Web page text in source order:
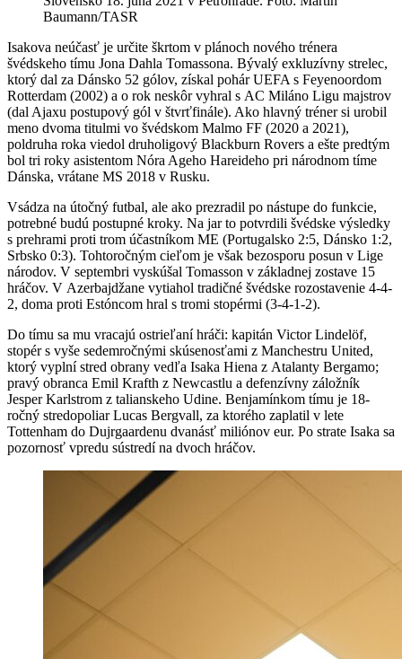
Baumann/TASR
Isakova neúčasť je určite škrtom v plánoch nového trénera
švédskeho tímu Jona Dahla Tomassona. Bývalý exkluzívny strelec,
ktorý dal za Dánsko 52 gólov, získal pohár UEFA s Feyenoordom
Rotterdam (2002) a o rok neskôr vyhral s AC Miláno Ligu majstrov
(dal Ajaxu postupový gól v štvrťfinále). Ako hlavný tréner si urobil
meno dvoma titulmi vo švédskom Malmo FF (2020 a 2021),
poldruha roka viedol druholigový Blackburn Rovers a ešte predtým
bol tri roky asistentom Nóra Ageho Hareideho pri národnom tíme
Dánska, vrátane MS 2018 v Rusku.
Vsádza na útočný futbal, ale ako prezradil po nástupe do funkcie,
potrebné budú postupné kroky. Na jar to potvrdili švédske výsledky
s prehrami proti trom účastníkom ME (Portugalsko 2:5, Dánsko 1:2,
Srbsko 0:3). Tohtoročným cieľom je však bezosporu posun v Lige
národov. V septembri vyskúšal Tomasson v základnej zostave 15
hráčov. V Azerbajdžane vytiahol tradičné švédske rozostavenie 4-4-
2, doma proti Estóncom hral s tromi stopérmi (3-4-1-2).
Do tímu sa mu vracajú ostrieľaní hráči: kapitán Victor Lindelöf,
stopér s vyše sedemročnými skúsenosťami z Manchestru United,
ktorý vyplní stred obrany vedľa Isaka Hiena z Atalanty Bergamo;
pravý obranca Emil Krafth z Newcastlu a defenzívny záložník
Jesper Karlstrom z talianskeho Udine. Benjamínkom tímu je 18-
ročný stredopoliar Lucas Bergvall, za ktorého zaplatil v lete
Tottenham do Dujrgaardenu dvanásť miliónov eur. Po strate Isaka sa
pozornosť vpredu sústredí na dvoch hráčov.